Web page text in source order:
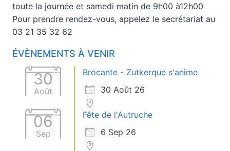
toute la journée et samedi matin de 9h00 à12h00
Pour prendre rendez-vous, appelez le secrétariat au
03 21 35 32 62
ÉVÈNEMENTS À VENIR
30
Août
Brocante - Zutkerque s'anime
30 Août 26
06
Sep
Fête de l'Autruche
6 Sep 26